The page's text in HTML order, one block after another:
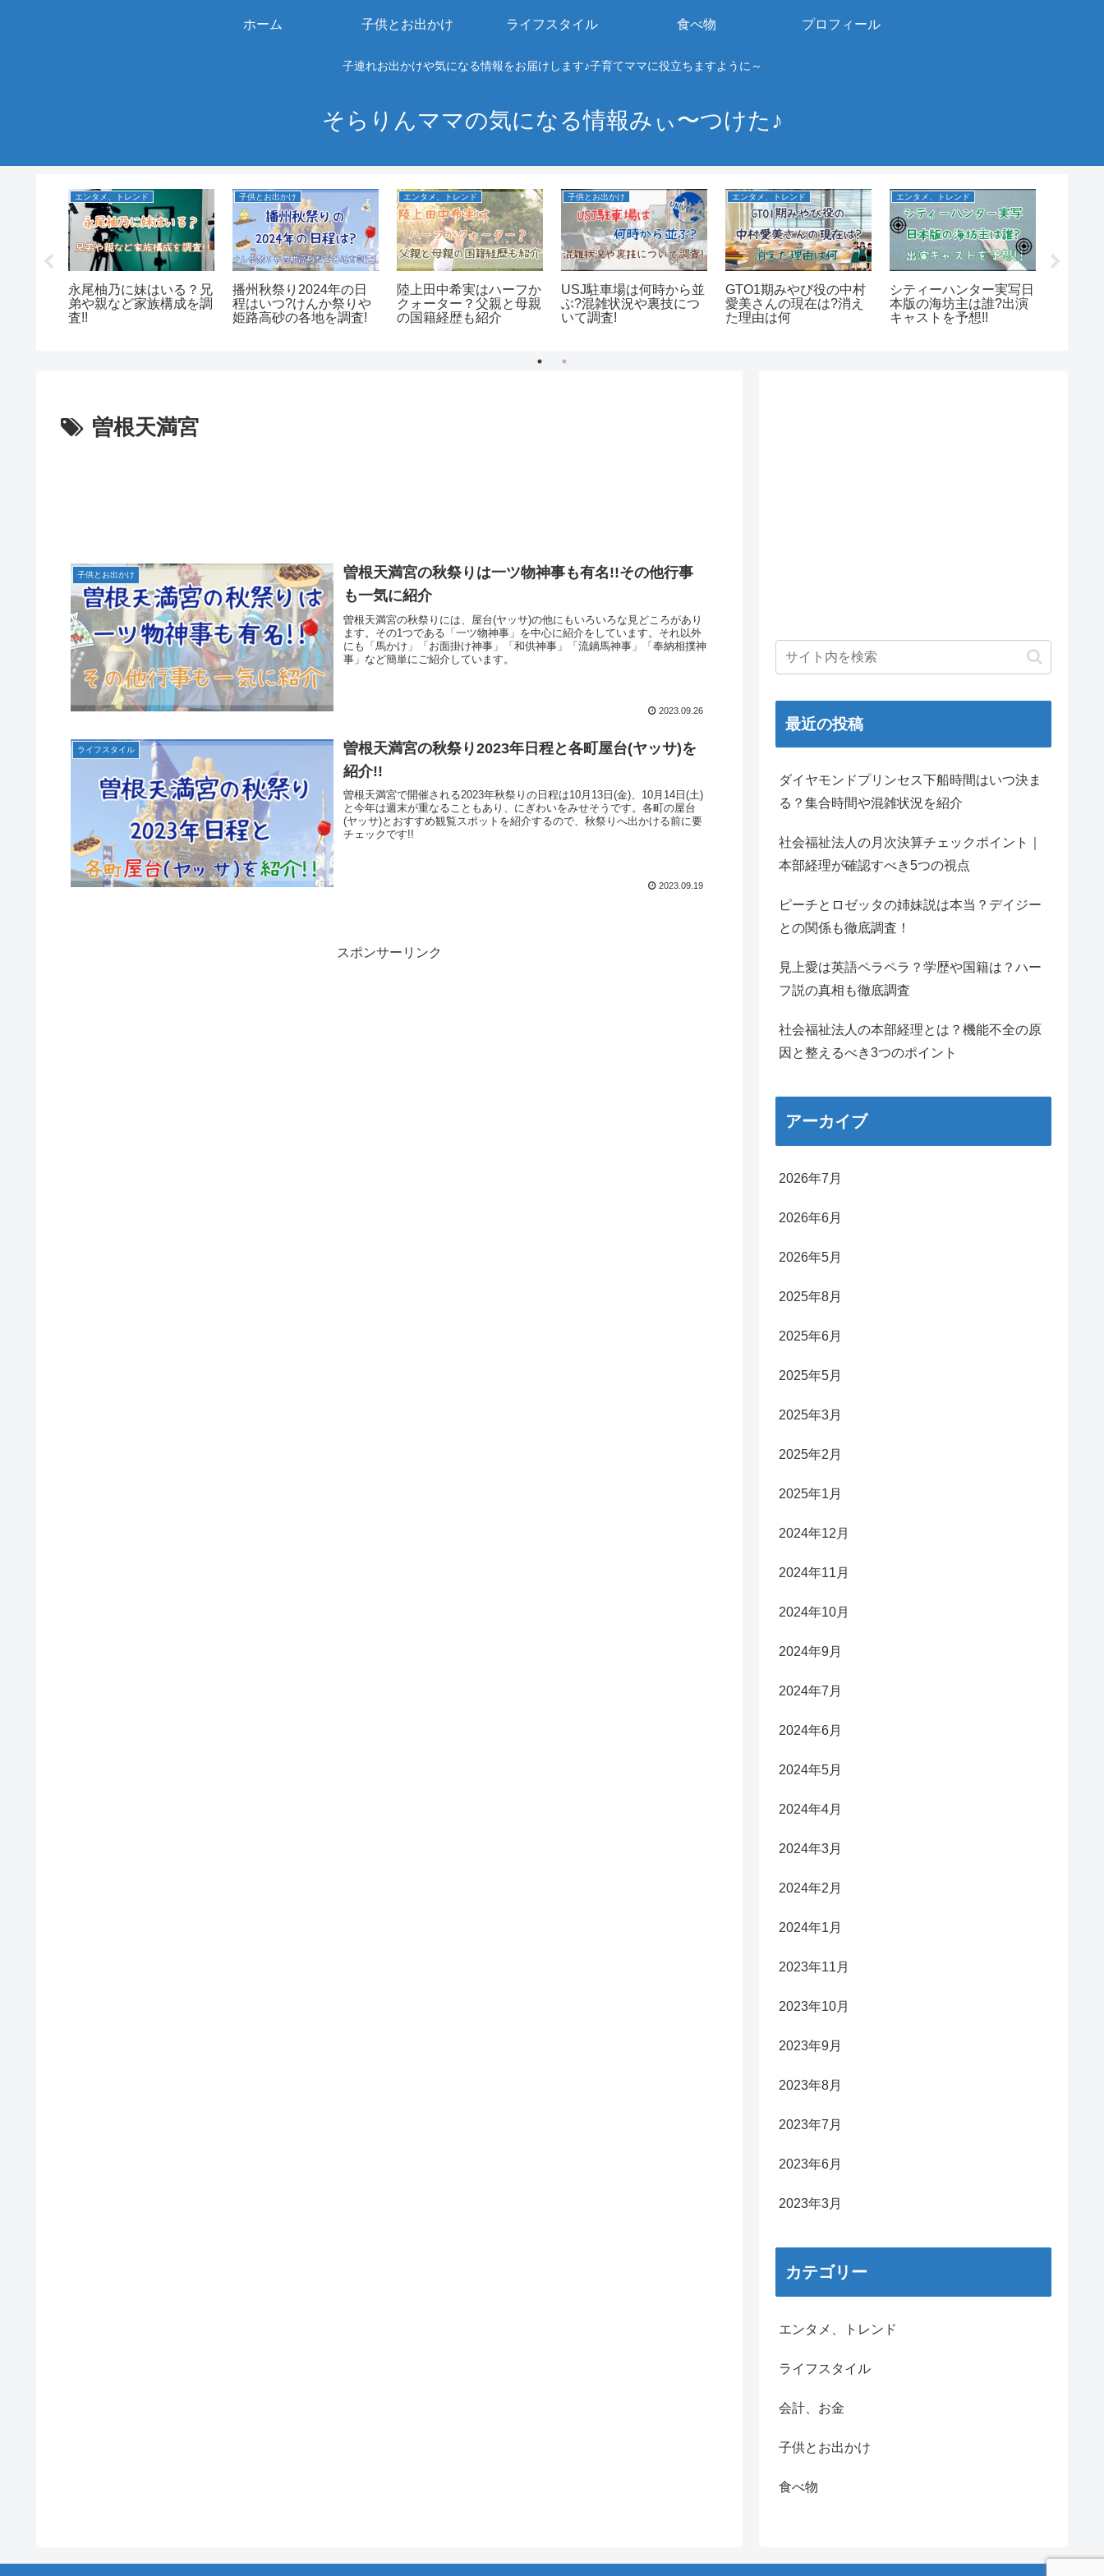
子連れお出かけや気になる情報をお届けします♪子育てママに役立ちますように～
そらりんママの気になる情報みぃ〜つけた♪
ホーム 子供とお出かけ ライフスタイル 食べ物 プロフィール
エンタメ、トレンド
永尾柚乃に妹はいる？兄
弟や親など家族構成を調
査!!
子供とお出かけ
播州秋祭り2024年の日
程はいつ?けんか祭りや
姫路高砂の各地を調査!
エンタメ、トレンド
陸上田中希実はハーフか
クォーター？父親と母親
の国籍経歴も紹介
子供とお出かけ
USJ駐車場は何時から並
ぶ?混雑状況や裏技につ
いて調査!
エンタメ、トレンド
GTO1期みやび役の中村
愛美さんの現在は?消え
た理由は何
エンタメ、トレンド
シティーハンター実写日
本版の海坊主は誰?出演
キャストを予想!!
曽根天満宮
子供とお出かけ
曽根天満宮の秋祭りは一ツ物神事も有名!!その他行事
も一気に紹介
曽根天満宮の秋祭りには、屋台(ヤッサ)の他にもいろいろな見どころがあり
ます。その1つである「一ツ物神事」を中心に紹介をしています。それ以外
にも「馬かけ」「お面掛け神事」「和供神事」「流鏑馬神事」「奉納相撲神
事」など簡単にご紹介しています。
2023.09.26
ライフスタイル
曽根天満宮の秋祭り2023年日程と各町屋台(ヤッサ)を
紹介!!
曽根天満宮で開催される2023年秋祭りの日程は10月13日(金)、10月14日(土)
と今年は週末が重なることもあり、にぎわいをみせそうです。各町の屋台
(ヤッサ)とおすすめ観覧スポットを紹介するので、秋祭りへ出かける前に要
チェックです!!
2023.09.19
スポンサーリンク
最近の投稿
ダイヤモンドプリンセス下船時間はいつ決ま
る？集合時間や混雑状況を紹介
社会福祉法人の月次決算チェックポイント｜
本部経理が確認すべき5つの視点
ピーチとロゼッタの姉妹説は本当？デイジー
との関係も徹底調査！
見上愛は英語ペラペラ？学歴や国籍は？ハー
フ説の真相も徹底調査
社会福祉法人の本部経理とは？機能不全の原
因と整えるべき3つのポイント
アーカイブ
2026年7月
2026年6月
2026年5月
2025年8月
2025年6月
2025年5月
2025年3月
2025年2月
2025年1月
2024年12月
2024年11月
2024年10月
2024年9月
2024年7月
2024年6月
2024年5月
2024年4月
2024年3月
2024年2月
2024年1月
2023年11月
2023年10月
2023年9月
2023年8月
2023年7月
2023年6月
2023年3月
カテゴリー
エンタメ、トレンド
ライフスタイル
会計、お金
子供とお出かけ
食べ物